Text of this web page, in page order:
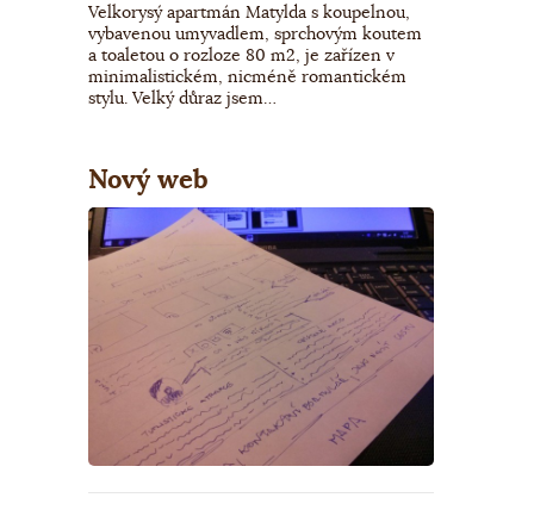
Velkorysý apartmán Matylda s koupelnou,
vybavenou umyvadlem, sprchovým koutem
a toaletou o rozloze 80 m2, je zařízen v
minimalistickém, nicméně romantickém
stylu. Velký důraz jsem…
Nový web